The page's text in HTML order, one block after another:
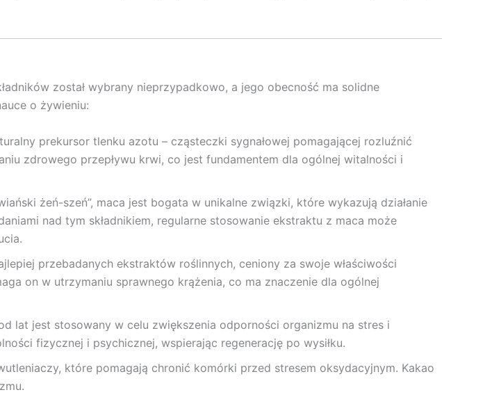
został wybrany nieprzypadkowo, a jego obecność ma solidne
o żywieniu:
prekursor tlenku azotu – cząsteczki sygnałowej pomagającej rozluźnić
zdrowego przepływu krwi, co jest fundamentem dla ogólnej witalności i
żeń-szeń”, maca jest bogata w unikalne związki, które wykazują działanie
nad tym składnikiem, regularne stosowanie ekstraktu z maca może
przebadanych ekstraktów roślinnych, ceniony za swoje właściwości
on w utrzymaniu sprawnego krążenia, co ma znaczenie dla ogólnej
lat jest stosowany w celu zwiększenia odporności organizmu na stres i
fizycznej i psychicznej, wspierając regenerację po wysiłku.
które pomagają chronić komórki przed stresem oksydacyjnym. Kakao